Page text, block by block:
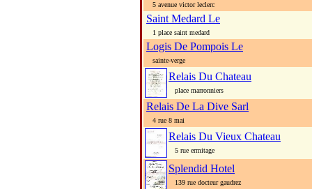
5 avenue victor leclerc
Saint Medard Le
1 place saint medard
Logis De Pompois Le
sainte-verge
Relais Du Chateau
place marronniers
Relais De La Dive Sarl
4 rue 8 mai
Relais Du Vieux Chateau
5 rue ermitage
Splendid Hotel
139 rue docteur gaudrez